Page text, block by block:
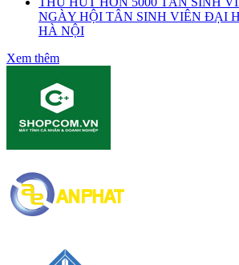
NGÀY HỘI TÂN SINH VIÊN ĐẠI
HÀ NỘI
Xem thêm